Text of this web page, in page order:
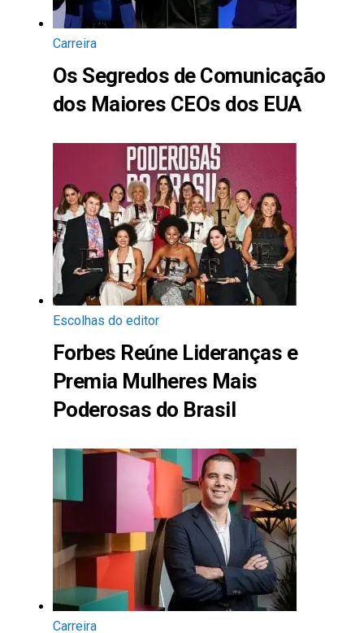
Carreira
Os Segredos de Comunicação
dos Maiores CEOs dos EUA
Escolhas do editor
Forbes Reúne Lideranças e
Premia Mulheres Mais
Poderosas do Brasil
Carreira